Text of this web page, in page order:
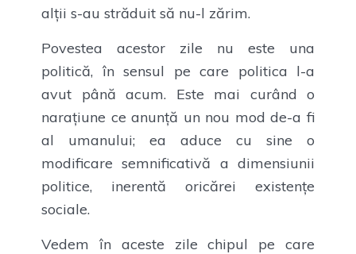
alții s-au străduit să nu-l zărim.
Povestea acestor zile nu este una
politică, în sensul pe care politica l-a
avut până acum. Este mai curând o
narațiune ce anunță un nou mod de-a fi
al umanului; ea aduce cu sine o
modificare semnificativă a dimensiunii
politice, inerentă oricărei existențe
sociale.
Vedem în aceste zile chipul pe care